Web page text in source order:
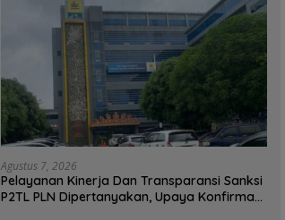
Agustus 7, 2026
Pelayanan Kinerja Dan Transparansi Sanksi
P2TL PLN Dipertanyakan, Upaya Konfirmasi